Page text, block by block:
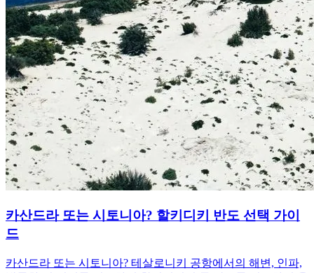
카산드라 또는 시토니아? 할키디키 반도 선택 가이
드
카산드라 또는 시토니아? 테살로니키 공항에서의 해변, 인파,